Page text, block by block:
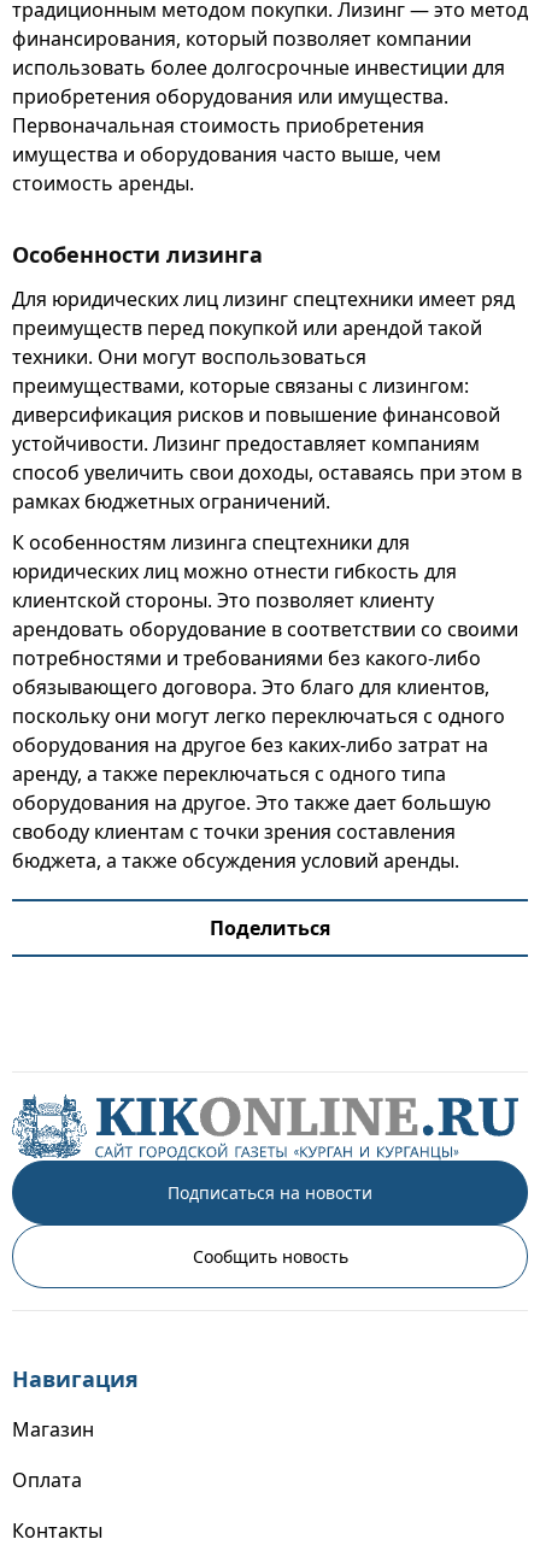
традиционным методом покупки. Лизинг — это метод
финансирования, который позволяет компании
использовать более долгосрочные инвестиции для
приобретения оборудования или имущества.
Первоначальная стоимость приобретения
имущества и оборудования часто выше, чем
стоимость аренды.
Особенности лизинга
Для юридических лиц лизинг спецтехники имеет ряд
преимуществ перед покупкой или арендой такой
техники. Они могут воспользоваться
преимуществами, которые связаны с лизингом:
диверсификация рисков и повышение финансовой
устойчивости. Лизинг предоставляет компаниям
способ увеличить свои доходы, оставаясь при этом в
рамках бюджетных ограничений.
К особенностям лизинга спецтехники для
юридических лиц можно отнести гибкость для
клиентской стороны. Это позволяет клиенту
арендовать оборудование в соответствии со своими
потребностями и требованиями без какого-либо
обязывающего договора. Это благо для клиентов,
поскольку они могут легко переключаться с одного
оборудования на другое без каких-либо затрат на
аренду, а также переключаться с одного типа
оборудования на другое. Это также дает большую
свободу клиентам с точки зрения составления
бюджета, а также обсуждения условий аренды.
Поделиться
Подписаться на новости
Сообщить новость
Навигация
Магазин
Оплата
Контакты